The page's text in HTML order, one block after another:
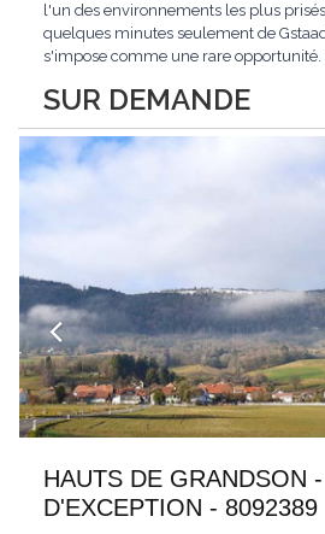
SUR DEMANDE
l'un des environnements les plus
quelques minutes seulement de
s'impose comme une rare
station et les sommets qui l'encadrent,
au fil des saisons. Avec...
HAUTS DE GRANDSON
D'EXCEPTION - 8092389